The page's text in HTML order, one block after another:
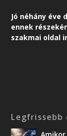
Jó néhány éve
ennek
szakmai oldal
Legfrissebb